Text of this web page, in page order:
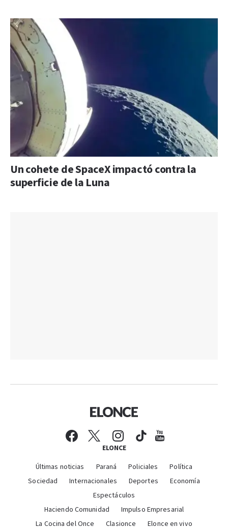
Un cohete de SpaceX impactó contra la
superficie de la Luna
ELONCE
Últimas noticias Paraná Policiales
Política
Sociedad
Internacionales Deportes
Economía
Espectáculos
Haciendo Comunidad
Impulso Empresarial
La Cocina del Once
Clasionce Elonce en vivo